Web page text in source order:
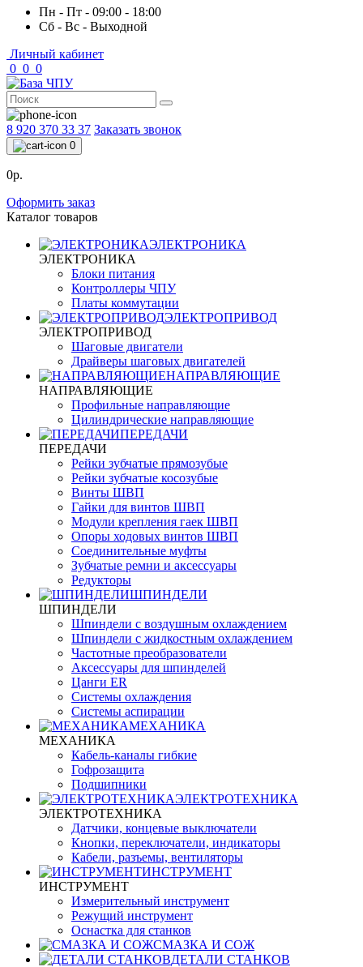
Пн - Пт - 09:00 - 18:00
Сб - Вс - Выходной
Личный кабинет
0 0 0
8 920 370 33 37 Заказать звонок
0
0р.
Оформить заказ
Каталог товаров
ЭЛЕКТРОНИКА
ЭЛЕКТРОНИКА
Блоки питания
Контроллеры ЧПУ
Платы коммутации
ЭЛЕКТРОПРИВОД
ЭЛЕКТРОПРИВОД
Шаговые двигатели
Драйверы шаговых двигателей
НАПРАВЛЯЮЩИЕ
НАПРАВЛЯЮЩИЕ
Профильные направляющие
Цилиндрические направляющие
ПЕРЕДАЧИ
ПЕРЕДАЧИ
Рейки зубчатые прямозубые
Рейки зубчатые косозубые
Винты ШВП
Гайки для винтов ШВП
Модули крепления гаек ШВП
Опоры ходовых винтов ШВП
Соединительные муфты
Зубчатые ремни и аксессуары
Редукторы
ШПИНДЕЛИ
ШПИНДЕЛИ
Шпиндели с воздушным охлаждением
Шпиндели с жидкостным охлаждением
Частотные преобразователи
Аксессуары для шпинделей
Цанги ER
Системы охлаждения
Системы аспирации
МЕХАНИКА
МЕХАНИКА
Кабель-каналы гибкие
Гофрозащита
Подшипники
ЭЛЕКТРОТЕХНИКА
ЭЛЕКТРОТЕХНИКА
Датчики, концевые выключатели
Кнопки, переключатели, индикаторы
Кабели, разъемы, вентиляторы
ИНСТРУМЕНТ
ИНСТРУМЕНТ
Измерительный инструмент
Режущий инструмент
Оснастка для станков
СМАЗКА И СОЖ
ДЕТАЛИ СТАНКОВ